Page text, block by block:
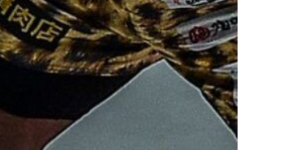
军赛，现在注册获得权限了解最新资讯、解锁
播场次的最佳座位！